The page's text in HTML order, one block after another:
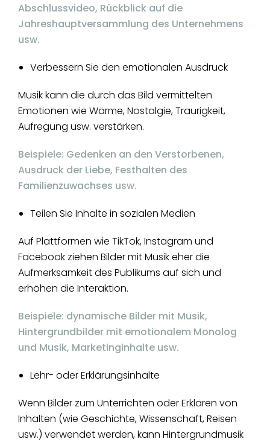
Abschlussvideo, Rückblick auf die
Jahreshauptversammlung des Unternehmens
usw.
Verbessern Sie den emotionalen Ausdruck
Musik kann die durch das Bild vermittelten
Emotionen wie Wärme, Nostalgie, Traurigkeit,
Aufregung usw. verstärken.
Beispiele: Gedenken an den Verstorbenen,
Ausdruck der Liebe, Festhalten des
Familienzuwachses usw.
Teilen Sie Inhalte in sozialen Medien
Auf Plattformen wie TikTok, Instagram und
Facebook ziehen Bilder mit Musik eher die
Aufmerksamkeit des Publikums auf sich und
erhöhen die Interaktion.
Beispiele: dynamische Bilder mit Musik,
Hintergrundbilder mit emotionalem Monolog
und Musik, Marketinginhalte usw.
Lehr- oder Erklärungsinhalte
Wenn Bilder zum Unterrichten oder Erklären von
Inhalten (wie Geschichte, Wissenschaft, Reisen
usw.) verwendet werden, kann Hintergrundmusik